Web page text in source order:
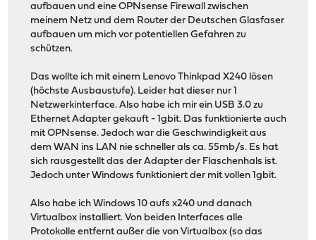
aufbauen und eine OPNsense Firewall zwischen
meinem Netz und dem Router der Deutschen Glasfaser
aufbauen um mich vor potentiellen Gefahren zu
schützen.
Das wollte ich mit einem Lenovo Thinkpad X240 lösen
(höchste Ausbaustufe). Leider hat dieser nur 1
Netzwerkinterface. Also habe ich mir ein USB 3.0 zu
Ethernet Adapter gekauft - 1gbit. Das funktionierte auch
mit OPNsense. Jedoch war die Geschwindigkeit aus
dem WAN ins LAN nie schneller als ca. 55mb/s. Es hat
sich rausgestellt das der Adapter der Flaschenhals ist.
Jedoch unter Windows funktioniert der mit vollen 1gbit.
Also habe ich Windows 10 aufs x240 und danach
Virtualbox installiert. Von beiden Interfaces alle
Protokolle entfernt außer die von Virtualbox (so das